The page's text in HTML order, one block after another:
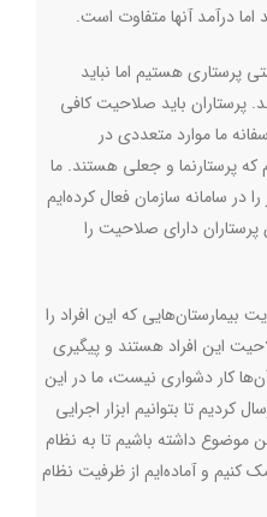
اما درآمد آنها متفاوت است.
پرستاری هستیم اما نباید
پرستاران باید صلاحیت کافی
ما موارد متعددی در
پرستارنما و جعلی هستند. ما
در سامانه سازمان فعال کرده‌ایم
دارای صلاحیت را
بیمارستان‌هایی که این افراد را
این افراد هستند و پیگیری
کار دشواری نیست، ما در این
کردیم تا بتوانیم ابزار اجرایی
داشته باشیم تا به نظام
کنیم و ‌آماده‌ایم از ظرفیت نظام